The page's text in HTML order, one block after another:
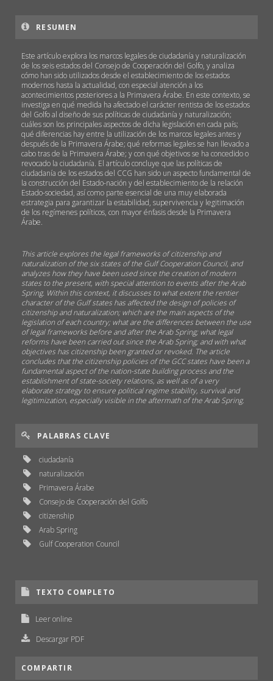
RESUMEN
Este artículo explora los marcos legales de ciudadanía y naturalización
de los seis estados del Consejo de Cooperación del Golfo, y analiza
cómo han sido utilizados desde el establecimiento de los estados
modernos hasta la actualidad, con especial atención a los
acontecimientos posteriores a la Primavera Árabe. En este contexto, se
investiga en qué medida ha afectado el carácter rentista de los estados
del Golfo al diseño de sus políticas de ciudadanía y naturalización;
cuáles son los principales aspectos de dicha legislación en cada país;
qué diferencias hay entre la utilización de los marcos legales antes y
después de la Primavera Árabe; qué reformas legales se han llevado a
cabo tras de la Primavera Árabe; y con qué objetivos se ha concedido o
revocado la ciudadanía. El artículo concluye que las políticas de
ciudadanía de los estados del CCG han sido un aspecto fundamental de
la construcción del Estado-nación y del establecimiento de la relación
Estado-sociedad, así como parte esencial de una muy elaborada
estrategia para garantizar la estabilidad, supervivencia y legitimación
de los regímenes políticos, con mayor énfasis desde la Primavera
Árabe.
This article explores the legal frameworks of citizenship and
naturalization of the six states of the Gulf Cooperation Council, and
analyzes how they have been used since the creation of modern
states to the present, with special attention to events after the Arab
Spring. Within this context, it discusses to what extent the rentier
character of the Gulf states has affected the design of policies of
citizenship and naturalization; which are the main aspects of the
legislation of each country; what are the differences between the use
of legal frameworks before and after the Arab Spring; what legal
reforms have been carried out since the Arab Spring; and with what
objectives has citizenship been granted or revoked. The article
concludes that the citizenship policies of the GCC states have been a
fundamental aspect of the nation-state building process and the
establishment of state-society relations, as well as of a very
elaborate strategy to ensure political regime stability, survival and
legitimization, especially visible in the aftermath of the Arab Spring.
PALABRAS CLAVE
ciudadanía
naturalización
Primavera Árabe
Consejo de Cooperación del Golfo
citizenship
Arab Spring
Gulf Cooperation Council
TEXTO COMPLETO
Leer online
Descargar PDF
COMPARTIR